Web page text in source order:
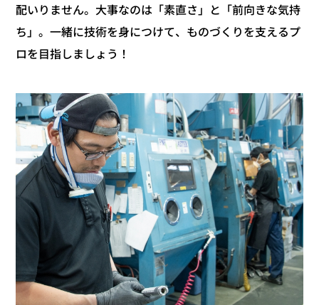
配いりません。大事なのは「素直さ」と「前向きな気持
ち」。一緒に技術を身につけて、ものづくりを支えるプ
ロを目指しましょう！